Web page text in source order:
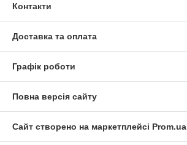
Контакти
Доставка та оплата
Графік роботи
Повна версія сайту
Сайт створено на маркетплейсі Prom.ua